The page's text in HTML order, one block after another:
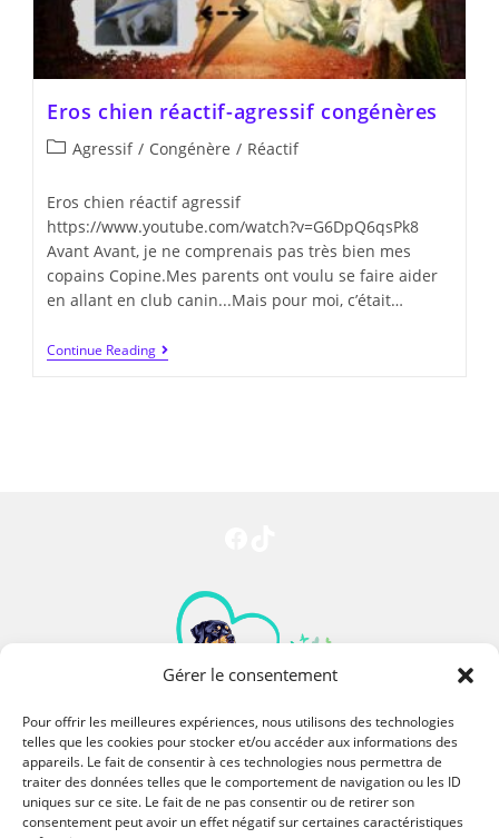
Gérer le consentement
Pour offrir les meilleures expériences, nous utilisons des technologies
telles que les cookies pour stocker et/ou accéder aux informations des
appareils. Le fait de consentir à ces technologies nous permettra de
traiter des données telles que le comportement de navigation ou les ID
uniques sur ce site. Le fait de ne pas consentir ou de retirer son
consentement peut avoir un effet négatif sur certaines caractéristiques
Eros chien réactif-agressif congénères
Agressif / Congénère / Réactif
Eros chien réactif agressif
https://www.youtube.com/watch?v=G6DpQ6qsPk8
Avant Avant, je ne comprenais pas très bien mes
copains Copine.Mes parents ont voulu se faire aider
en allant en club canin...Mais pour moi, c’était…
Continue Reading
06 73 64 95 04